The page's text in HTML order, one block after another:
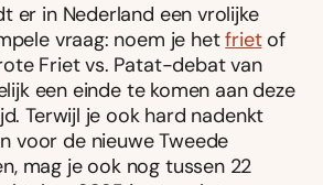
er in Nederland een vrolijke
vraag: noem je hetfrietof
Friet vs. Patat-debat van
een einde te komen aan deze
Terwijl je ook hard nadenkt
voor de nieuwe Tweede
mag je ook nog tussen 22